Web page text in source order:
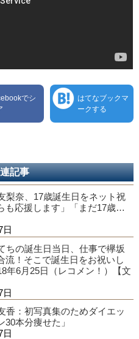
でシ
はてなブックマ
ークする
記事
梨奈、17歳誕生日をネット祝
も応援します」「まだ17歳…
日
ちの誕生日当日、仕事で欅坂
流！そこで誕生日をお祝いし
年6月25日（レコメン！）【文
日
香：初写真集のためダイエッ
30本分痩せた」
日